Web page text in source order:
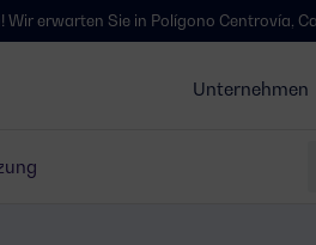
Unternehmen
Sie in Polígono Centrovía, Calle La